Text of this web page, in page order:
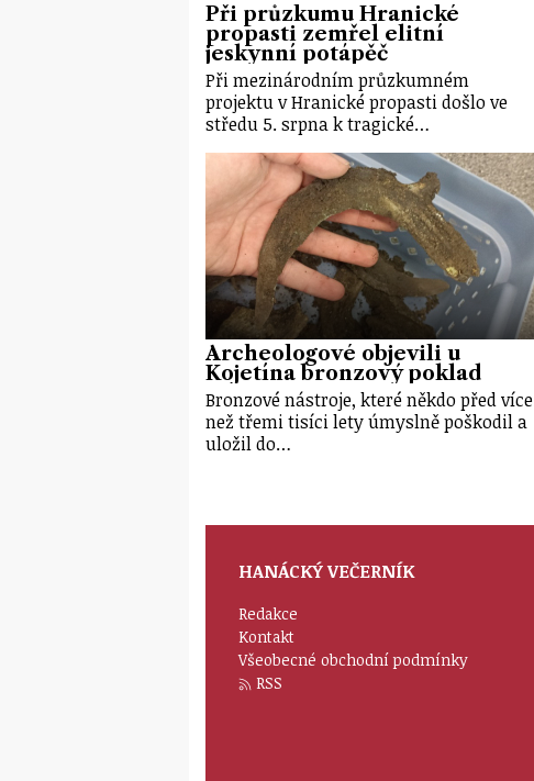
Při průzkumu Hranické
propasti zemřel elitní
jeskynní potápěč
Při mezinárodním průzkumném
projektu v Hranické propasti došlo ve
středu 5. srpna k tragické…
Archeologové objevili u
Kojetína bronzový poklad
Bronzové nástroje, které někdo před více
než třemi tisíci lety úmyslně poškodil a
uložil do…
HANÁCKÝ VEČERNÍK
Redakce
Kontakt
Všeobecné obchodní podmínky
RSS